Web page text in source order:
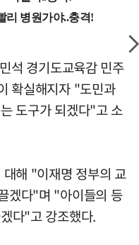
석 경기도교육감 민주
확실해지자 "도민과
도구가 되겠다"고 소
해 "이재명 정부의 교
겠다"며 "아이들의 등
다"고 강조했다.